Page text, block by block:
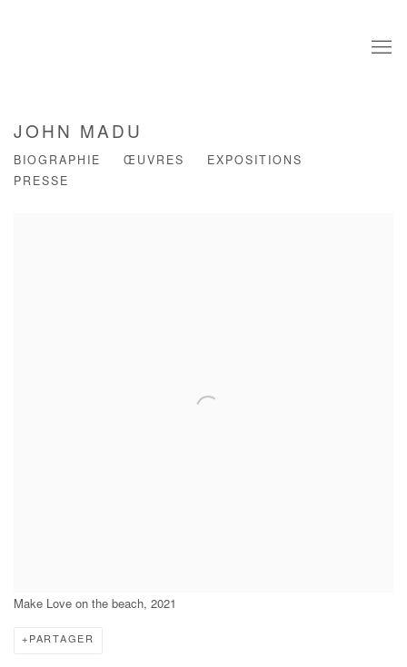
JOHN MADU
BIOGRAPHIE ŒUVRES
EXPOSITIONS
PRESSE
Make Love on the beach, 2021
PARTAGER